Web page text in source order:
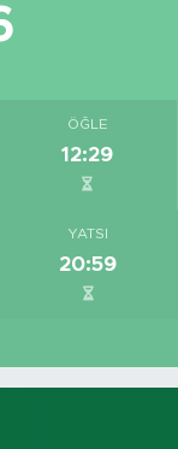
ÖĞLE
12:29
YATSI
20:59